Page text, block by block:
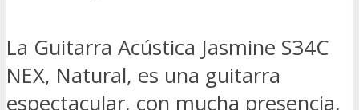
La Guitarra Acústica Jasmine S34C
NEX, Natural, es una guitarra
espectacular, con mucha presencia,